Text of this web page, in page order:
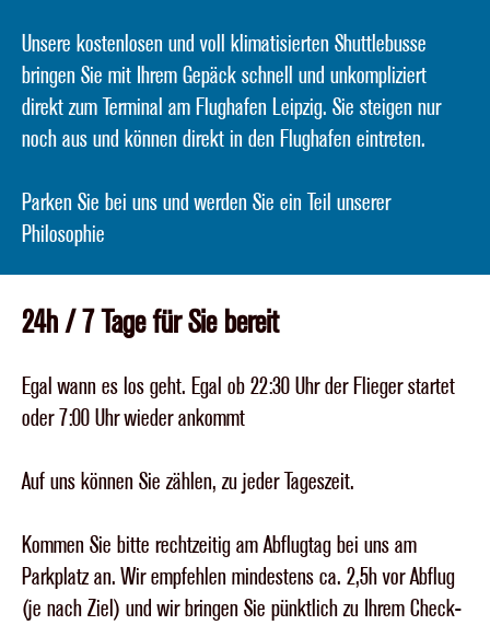
Unsere kostenlosen und voll klimatisierten Shuttlebusse
bringen Sie mit Ihrem Gepäck schnell und unkompliziert
direkt zum Terminal am Flughafen Leipzig. Sie steigen nur
noch aus und können direkt in den Flughafen eintreten.
Parken Sie bei uns und werden Sie ein Teil unserer
Philosophie
24h / 7 Tage für Sie bereit
Egal wann es los geht. Egal ob 22:30 Uhr der Flieger startet
oder 7:00 Uhr wieder ankommt
Auf uns können Sie zählen, zu jeder Tageszeit.
Kommen Sie bitte rechtzeitig am Abflugtag bei uns am
Parkplatz an. Wir empfehlen mindestens ca. 2,5h vor Abflug
(je nach Ziel) und wir bringen Sie pünktlich zu Ihrem Check-